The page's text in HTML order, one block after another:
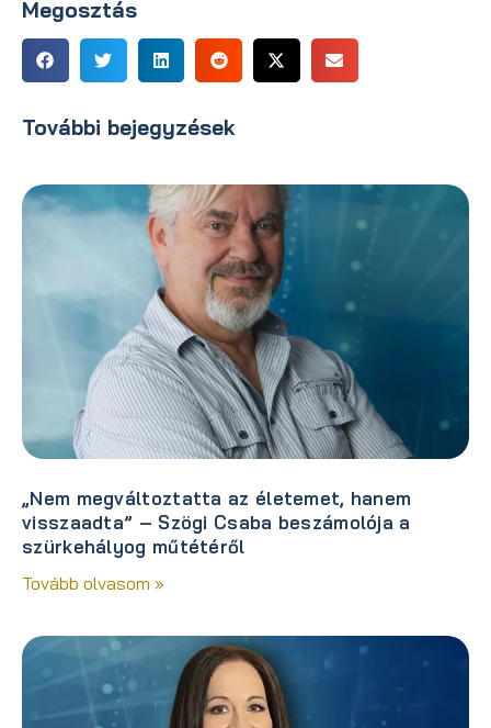
Megosztás
További bejegyzések
„Nem megváltoztatta az életemet, hanem
visszaadta” – Szögi Csaba beszámolója a
szürkehályog műtétéről
Tovább olvasom »